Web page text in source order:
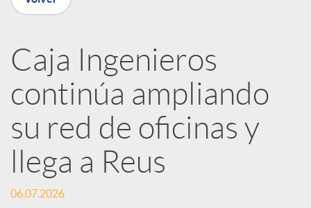
n
R
e
d
e
Caja Ingenieros
continúa ampliando
su red de oficinas y
llega a Reus
06.07.2026